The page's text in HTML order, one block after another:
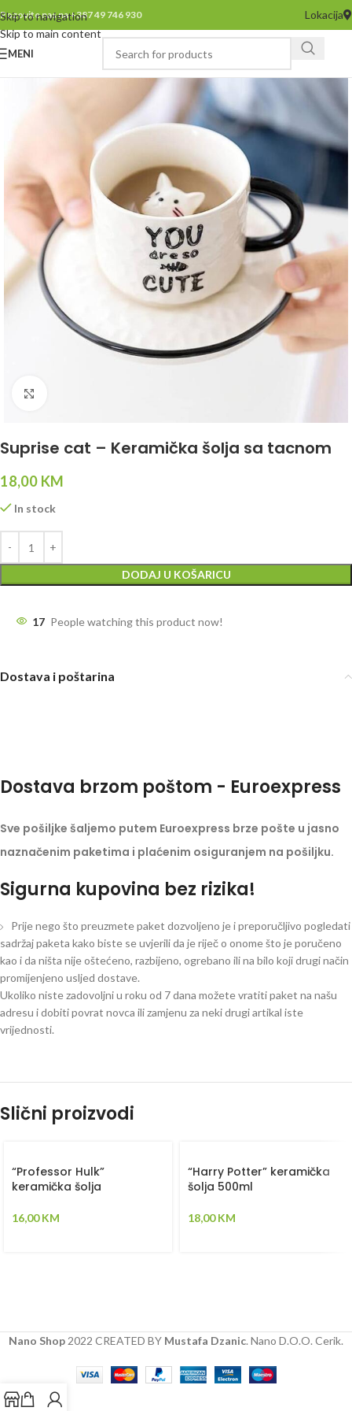
Skip to navigation
Skip to main content
Pozovite nas na +387 49 746 930 Lokacija
MENI
Suprise cat – Keramička šolja sa tacnom
18,00 KM
In stock
DODAJ U KOŠARICU
17 People watching this product now!
Dostava i poštarina
Dostava brzom poštom - Euroexpress
Sve pošiljke šaljemo putem Euroexpress brze pošte u jasno
naznačenim paketima i plaćenim osiguranjem na pošiljku.
Sigurna kupovina bez rizika!
Prije nego što preuzmete paket dozvoljeno je i preporučljivo pogledati
sadržaj paketa kako biste se uvjerili da je riječ o onome što je poručeno
kao i da ništa nije oštećeno, razbijeno, ogrebano ili na bilo koji drugi način
promijenjeno usljed dostave.
Ukoliko niste zadovoljni u roku od 7 dana možete vratiti paket na našu
adresu i dobiti povrat novca ili zamjenu za neki drugi artikal iste
vrijednosti.
Slični proizvodi
“Professor Hulk”
keramička šolja
16,00KM
“Harry Potter” keramička
šolja 500ml
18,00KM
Nano Shop 2022 CREATED BY Mustafa Dzanic. Nano D.O.O. Cerik.